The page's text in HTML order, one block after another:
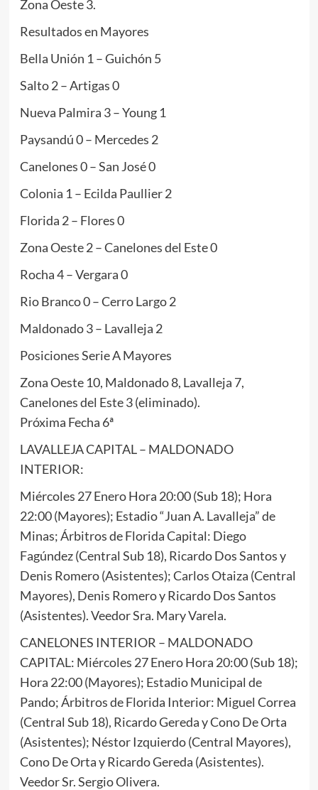
Zona Oeste 3.
Resultados en Mayores
Bella Unión 1 – Guichón 5
Salto 2 – Artigas 0
Nueva Palmira 3 – Young 1
Paysandú 0 – Mercedes 2
Canelones 0 – San José 0
Colonia 1 – Ecilda Paullier 2
Florida 2 – Flores 0
Zona Oeste 2 – Canelones del Este 0
Rocha 4 – Vergara 0
Rio Branco 0 – Cerro Largo 2
Maldonado 3 – Lavalleja 2
Posiciones Serie A Mayores
Zona Oeste 10, Maldonado 8, Lavalleja 7,
Canelones del Este 3 (eliminado).
Próxima Fecha 6ª
LAVALLEJA CAPITAL – MALDONADO
INTERIOR:
Miércoles 27 Enero Hora 20:00 (Sub 18); Hora
22:00 (Mayores); Estadio “Juan A. Lavalleja” de
Minas; Árbitros de Florida Capital: Diego
Fagúndez (Central Sub 18), Ricardo Dos Santos y
Denis Romero (Asistentes); Carlos Otaiza (Central
Mayores), Denis Romero y Ricardo Dos Santos
(Asistentes). Veedor Sra. Mary Varela.
CANELONES INTERIOR – MALDONADO
CAPITAL: Miércoles 27 Enero Hora 20:00 (Sub 18);
Hora 22:00 (Mayores); Estadio Municipal de
Pando; Árbitros de Florida Interior: Miguel Correa
(Central Sub 18), Ricardo Gereda y Cono De Orta
(Asistentes); Néstor Izquierdo (Central Mayores),
Cono De Orta y Ricardo Gereda (Asistentes).
Veedor Sr. Sergio Olivera.